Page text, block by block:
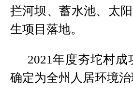
拦河坝、蓄水池、太
生项目落地。
2021年度夯坨村
确定为全州人居环境